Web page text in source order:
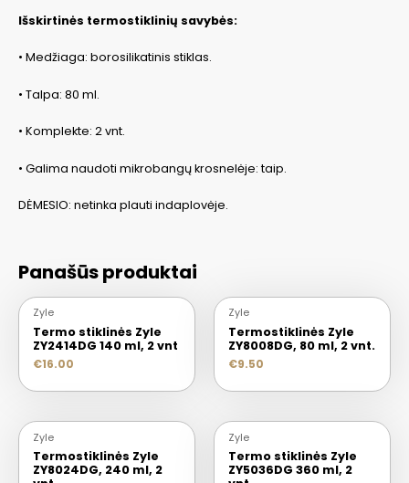
Išskirtinės termostiklinių savybės:
• Medžiaga: borosilikatinis stiklas.
• Talpa: 80 ml.
• Komplekte: 2 vnt.
• Galima naudoti mikrobangų krosnelėje: taip.
DĖMESIO: netinka plauti indaplovėje.
Panašūs produktai
Zyle
Termo stiklinės Zyle
ZY2414DG 140 ml, 2 vnt
€16.00
Zyle
Termostiklinės Zyle
ZY8008DG, 80 ml, 2 vnt.
€9.50
Zyle
Termostiklinės Zyle
ZY8024DG, 240 ml, 2
Zyle
Termo stiklinės Zyle
ZY5036DG 360 ml, 2